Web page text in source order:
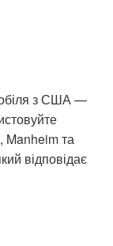
з США —
Manheim та
відповідає